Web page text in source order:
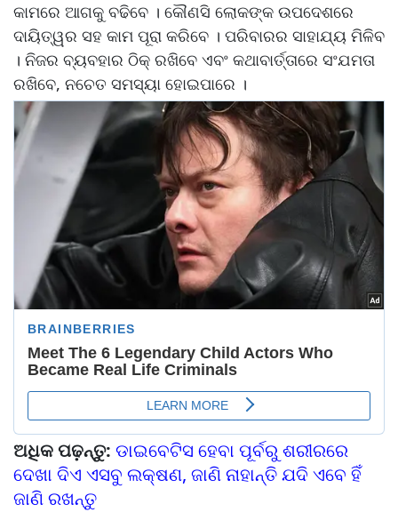
କାମରେ ଆଗକୁ ବଢିବେ । କୌଣସି ଲୋକଙ୍କ ଉପଦେଶରେ
ଦାୟିତ୍ୱର ସହ କାମ ପୂରା କରିବେ । ପରିବାରର ସାହାଯ୍ୟ ମିଳିବ
। ନିଜର ବ୍ୟବହାର ଠିକ୍‌ ରଖିବେ ଏବଂ କଥାବାର୍ତ୍ତାରେ ସଂଯମତା
ରଖିବେ, ନଚେତ ସମସ୍ୟା ହୋଇପାରେ ।
ଅଧିକ ପଢ଼ନ୍ତୁ: ଡାଇବେଟିସ ହେବା ପୂର୍ବରୁ ଶରୀରରେ
ଦେଖା ଦିଏ ଏସବୁ ଲକ୍ଷଣ, ଜାଣି ନାହାନ୍ତି ଯଦି ଏବେ ହିଁ
ଜାଣି ରଖନ୍ତୁ